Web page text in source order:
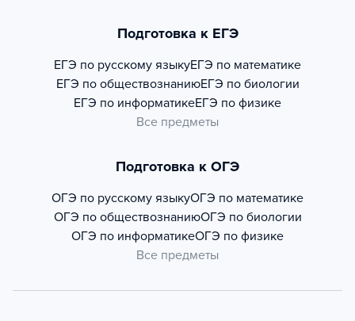
Подготовка к ЕГЭ
ЕГЭ по русскому языкуЕГЭ по математике
ЕГЭ по обществознаниюЕГЭ по биологии
ЕГЭ по информатикеЕГЭ по физике
Все предметы
Подготовка к ОГЭ
ОГЭ по русскому языкуОГЭ по математике
ОГЭ по обществознаниюОГЭ по биологии
ОГЭ по информатикеОГЭ по физике
Все предметы